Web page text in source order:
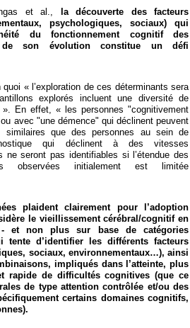
et al.,
la découverte des facteurs
psychologiques, sociaux) qui
du fonctionnement cognitif des
son évolution constitue un défi
quoi « l’exploration de ces déterminants sera
explorés incluent une diversité de
». En effet, « les personnes "cognitivement
avec "une démence" qui déclinent peuvent
similaires que des personnes au sein de
qui déclinent à des vitesses
ne seront pas identifiables si l’étendue des
observées initialement est limitée
plaident clairement pour l’adoption
le vieillissement cérébral/cognitif en
et non plus sur base de catégories
tente d’identifier les différents facteurs
sociaux, environnementaux…), ainsi
impliqués dans l’atteinte, plus
rapide de difficultés cognitives (que ce
de type attention contrôlée et/ou des
certains domaines cognitifs,